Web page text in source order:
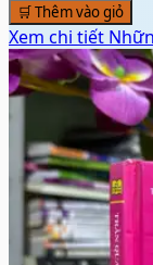
🛒 Thêm vào giỏ
Xem chi tiết